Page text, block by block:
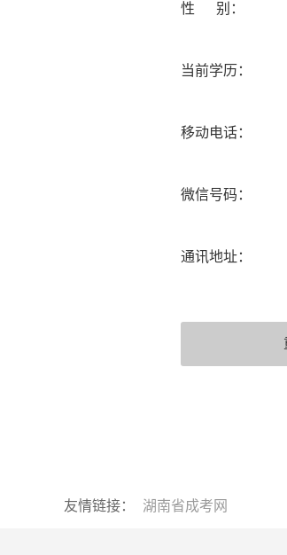
性 别：
当前学历：
移动电话：
微信号码：
通讯地址：
友情链接： 湖南省成考网